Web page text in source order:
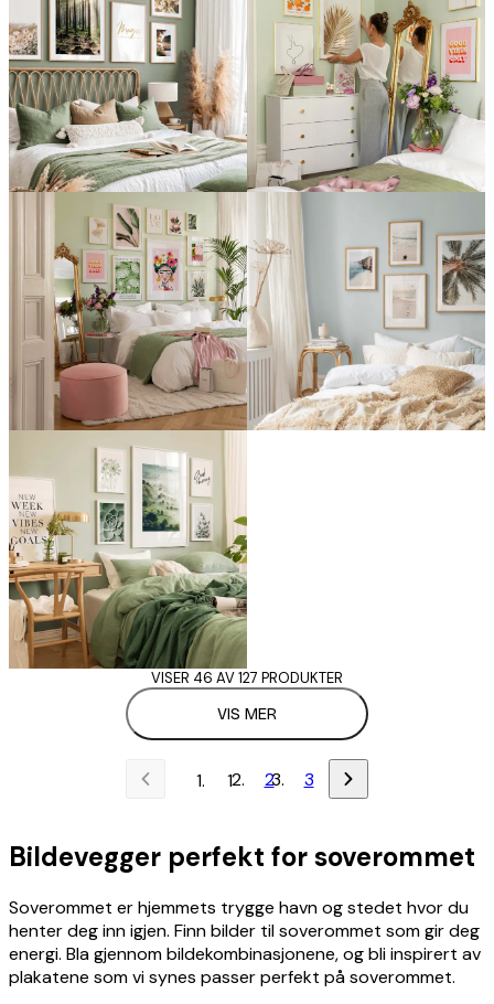
VIS MER
VISER 46 AV 127 PRODUKTER
1 2 3
Bildevegger perfekt for soverommet
Soverommet er hjemmets trygge havn og stedet hvor du
henter deg inn igjen. Finn bilder til soverommet som gir deg
energi. Bla gjennom bildekombinasjonene, og bli inspirert av
plakatene som vi synes passer perfekt på soverommet.